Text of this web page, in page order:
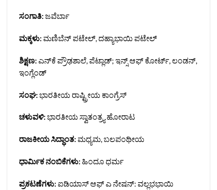
ಸಂಗಾತಿ:ಜವೆರ್ಬಾ
ಮಕ್ಕಳು:ಮಣಿಬೆನ್ ಪಟೇಲ್, ದಹ್ಯಾಭಾಯಿ ಪಟೇಲ್
ಶಿಕ್ಷಣ:ಎನ್‌ಕೆ ಪ್ರೌಢಶಾಲೆ, ಪೆಟ್ಲಾಡ್; ಇನ್ಸ್ ಆಫ್ ಕೋರ್ಟ್, ಲಂಡನ್,
ಇಂಗ್ಲೆಂಡ್
ಸಂಘ:ಭಾರತೀಯ ರಾಷ್ಟ್ರೀಯ ಕಾಂಗ್ರೆಸ್
ಚಳುವಳಿ:ಭಾರತೀಯ ಸ್ವಾತಂತ್ರ್ಯ ಹೋರಾಟ
ರಾಜಕೀಯ ಸಿದ್ಧಾಂತ:ಮಧ್ಯಮ, ಬಲಪಂಥೀಯ
ಧಾರ್ಮಿಕ ನಂಬಿಕೆಗಳು:ಹಿಂದೂ ಧರ್ಮ
ಪ್ರಕಟಣೆಗಳು:ಐಡಿಯಾಸ್ ಆಫ್ ಎ ನೇಷನ್: ವಲ್ಲಭಭಾಯಿ